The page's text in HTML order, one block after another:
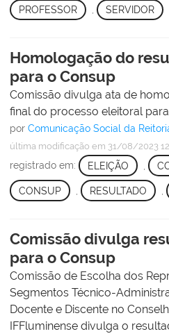
PROFESSOR SERVIDOR
Homologação do
para o Consup
Comissão divulga ata de
final do processo eleitoral
por Comunicação Social da
última modificação em 31/08/2023
registrado em: ELEIÇÃO
CONSUP RESULTADO
Comissão divulga
para o Consup
Comissão de Escolha dos
Segmentos Técnico-
Docente e Discente no
IFFluminense divulga o